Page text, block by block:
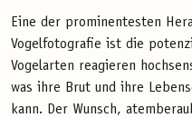
Eine der prominentesten
Vogelfotografie ist die
Vogelarten reagieren
was ihre Brut und ihre
kann. Der Wunsch,